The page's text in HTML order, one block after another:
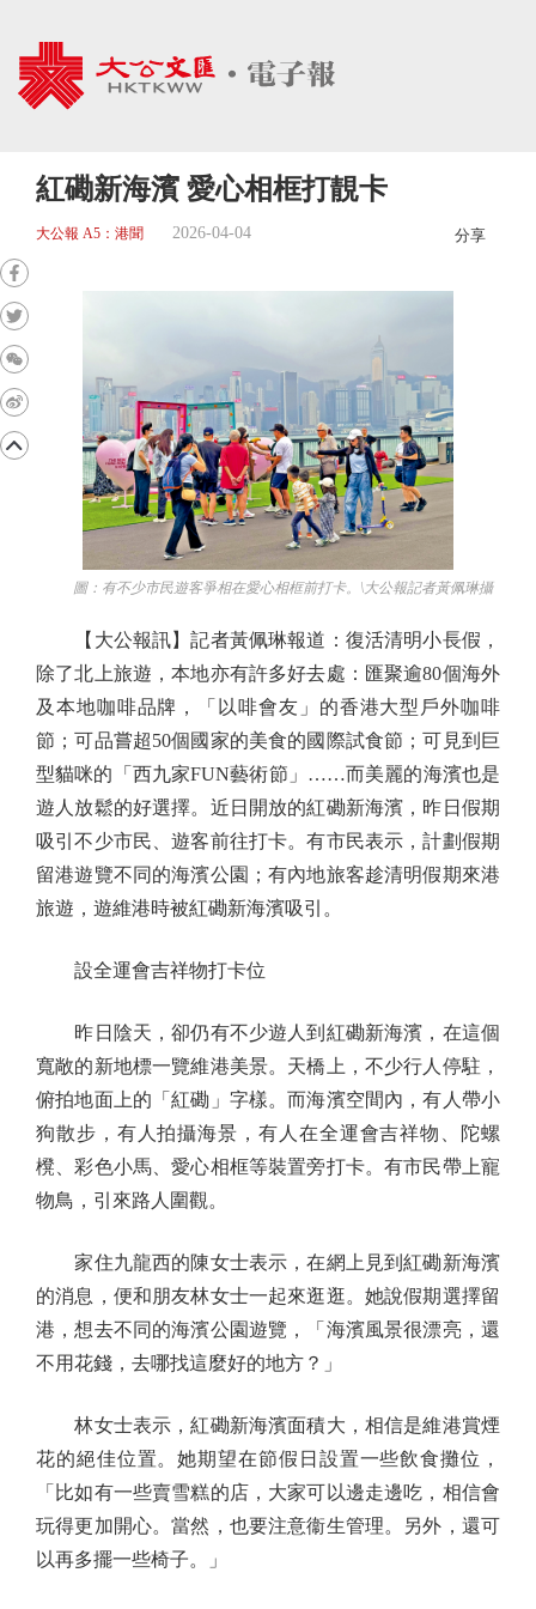
紅磡新海濱 愛心相框打靚卡
大公報 A5：港聞 2026-04-04 分享
圖：有不少市民遊客爭相在愛心相框前打卡。\大公報記者黃佩琳攝
【大公報訊】記者黃佩琳報道：復活清明小長假，
除了北上旅遊，本地亦有許多好去處：匯聚逾80個海外
及本地咖啡品牌，「以啡會友」的香港大型戶外咖啡
節；可品嘗超50個國家的美食的國際試食節；可見到巨
型貓咪的「西九家FUN藝術節」……而美麗的海濱也是
遊人放鬆的好選擇。近日開放的紅磡新海濱，昨日假期
吸引不少市民、遊客前往打卡。有市民表示，計劃假期
留港遊覽不同的海濱公園；有內地旅客趁清明假期來港
旅遊，遊維港時被紅磡新海濱吸引。
設全運會吉祥物打卡位
昨日陰天，卻仍有不少遊人到紅磡新海濱，在這個
寬敞的新地標一覽維港美景。天橋上，不少行人停駐，
俯拍地面上的「紅磡」字樣。而海濱空間內，有人帶小
狗散步，有人拍攝海景，有人在全運會吉祥物、陀螺
櫈、彩色小馬、愛心相框等裝置旁打卡。有市民帶上寵
物鳥，引來路人圍觀。
家住九龍西的陳女士表示，在網上見到紅磡新海濱
的消息，便和朋友林女士一起來逛逛。她說假期選擇留
港，想去不同的海濱公園遊覽，「海濱風景很漂亮，還
不用花錢，去哪找這麼好的地方？」
林女士表示，紅磡新海濱面積大，相信是維港賞煙
花的絕佳位置。她期望在節假日設置一些飲食攤位，
「比如有一些賣雪糕的店，大家可以邊走邊吃，相信會
玩得更加開心。當然，也要注意衞生管理。另外，還可
以再多擺一些椅子。」